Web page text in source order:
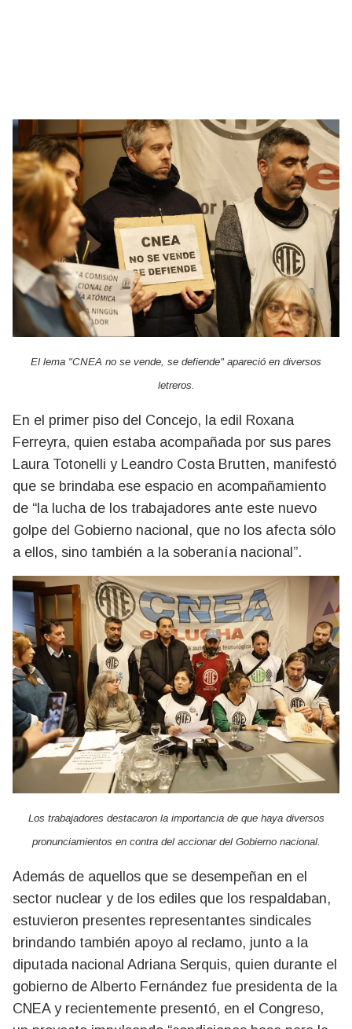
El lema "CNEA no se vende, se defiende" apareció en diversos
letreros.
En el primer piso del Concejo, la edil Roxana
Ferreyra, quien estaba acompañada por sus pares
Laura Totonelli y Leandro Costa Brutten, manifestó
que se brindaba ese espacio en acompañamiento
de “la lucha de los trabajadores ante este nuevo
golpe del Gobierno nacional, que no los afecta sólo
a ellos, sino también a la soberanía nacional”.
Los trabajadores destacaron la importancia de que haya diversos
pronunciamientos en contra del accionar del Gobierno nacional.
Además de aquellos que se desempeñan en el
sector nuclear y de los ediles que los respaldaban,
estuvieron presentes representantes sindicales
brindando también apoyo al reclamo, junto a la
diputada nacional Adriana Serquis, quien durante el
gobierno de Alberto Fernández fue presidenta de la
CNEA y recientemente presentó, en el Congreso,